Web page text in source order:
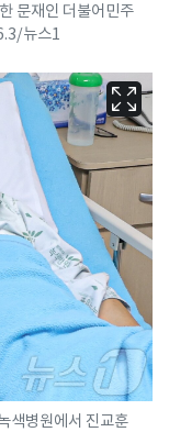
문재인 더불어민주
뉴스1
색병원에서 진교훈